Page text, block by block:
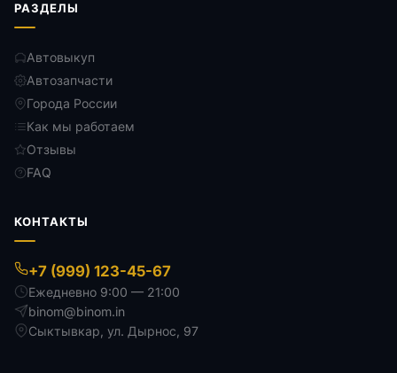
РАЗДЕЛЫ
Автовыкуп
Автозапчасти
Города России
Как мы работаем
Отзывы
FAQ
КОНТАКТЫ
+7 (999) 123-45-67
Ежедневно 9:00 — 21:00
binom@binom.in
Сыктывкар, ул. Дырнос, 97